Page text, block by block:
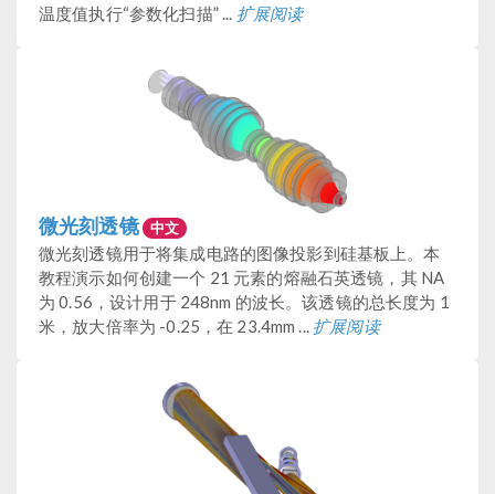
温度值执行“参数化扫描” ... 扩展阅读
微光刻透镜 中文
微光刻透镜用于将集成电路的图像投影到硅基板上。本
教程演示如何创建一个 21 元素的熔融石英透镜，其 NA
为 0.56，设计用于 248nm 的波长。该透镜的总长度为 1
米，放大倍率为 -0.25，在 23.4mm ... 扩展阅读